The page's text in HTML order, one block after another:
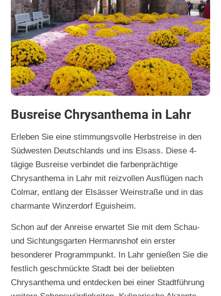
Busreise Chrysanthema in Lahr
Erleben Sie eine stimmungsvolle Herbstreise in den
Südwesten Deutschlands und ins Elsass. Diese 4-
tägige Busreise verbindet die farbenprächtige
Chrysanthema in Lahr mit reizvollen Ausflügen nach
Colmar, entlang der Elsässer Weinstraße und in das
charmante Winzerdorf Eguisheim.
Schon auf der Anreise erwartet Sie mit dem Schau-
und Sichtungsgarten Hermannshof ein erster
besonderer Programmpunkt. In Lahr genießen Sie die
festlich geschmückte Stadt bei der beliebten
Chrysanthema und entdecken bei einer Stadtführung